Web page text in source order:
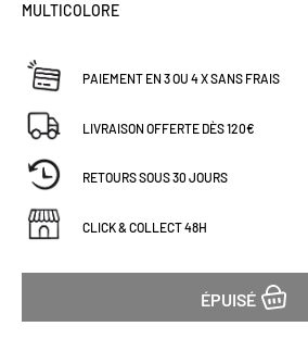
MULTICOLORE
PAIEMENT EN 3 OU 4 X SANS FRAIS
LIVRAISON OFFERTE DÈS 120€
RETOURS SOUS 30 JOURS
CLICK & COLLECT 48H
ÉPUISÉ